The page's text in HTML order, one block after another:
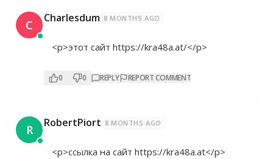
C Charlesdum 8 MONTHS AGO
<p>этот сайт https://kra48a.at/</p>
0 0 REPLY REPORT COMMENT
R RobertPiort 8 MONTHS AGO
<p>ссылка на сайт https://kra48a.at</p>